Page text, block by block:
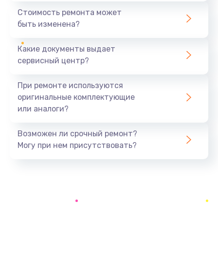
1440 руб.
Ремонт южного моста
Замена батарейки BIOS
Заказать
Стоимость ремонта может
быть изменена?
Какие документы выдает
сервисный центр?
При ремонте используются
оригинальные комплектующие
или аналоги?
Возможен ли срочный ремонт?
Могу при нем присутствовать?